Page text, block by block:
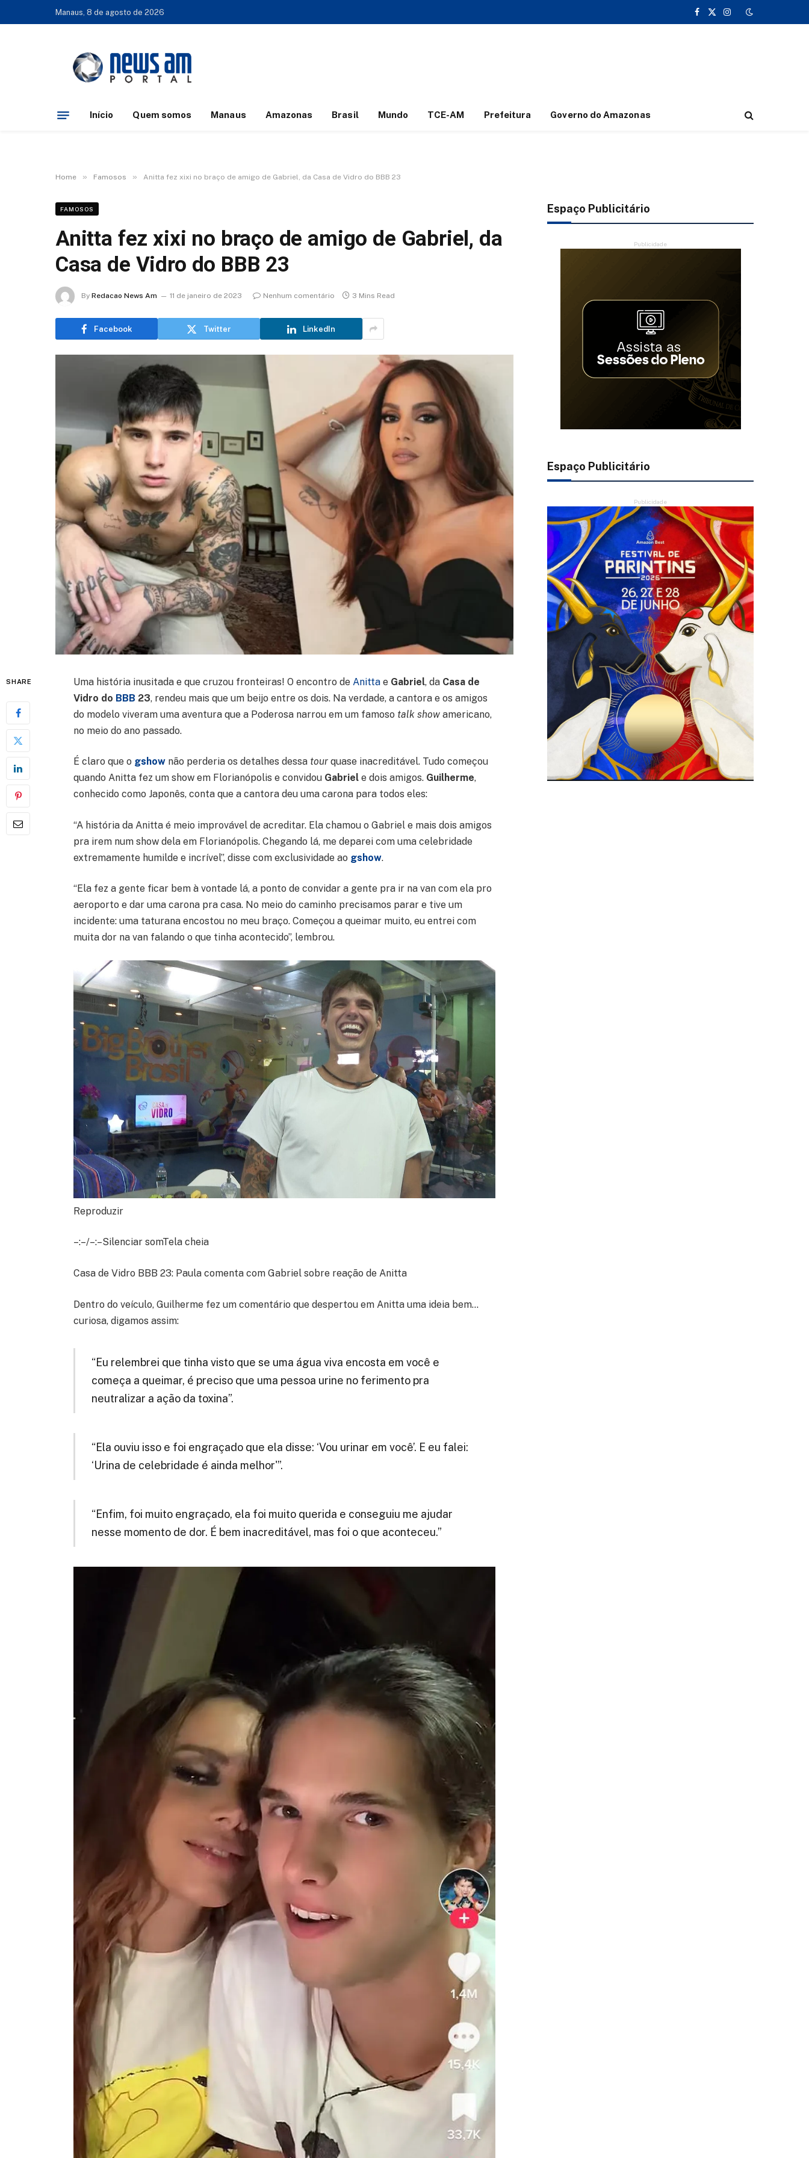
Manaus, 8 de agosto de 2026
Facebook
X
Instagram
Início Quem somos Manaus Amazonas Brasil Mundo TCE-AM Prefeitura Governo do Amazonas
Home » Famosos » Anitta fez xixi no braço de amigo de Gabriel, da Casa de Vidro do BBB 23
FAMOSOS
Anitta fez xixi no braço de amigo de Gabriel, da
Casa de Vidro do BBB 23
By Redacao News Am 11 de janeiro de 2023 Nenhum comentário 3 Mins Read
Facebook Twitter LinkedIn
SHARE Uma história inusitada e que cruzou fronteiras! O encontro de Anittae Gabriel, da Casa de
Vidro do BBB 23, rendeu mais que um beijo entre os dois. Na verdade, a cantora e os amigos
do modelo viveram uma aventura que a Poderosa narrou em um famoso talk showamericano,
no meio do ano passado.
É claro que o gshow não perderia os detalhes dessa tourquase inacreditável. Tudo começou
quando Anitta fez um show em Florianópolis e convidou Gabriel e dois amigos. Guilherme,
conhecido como Japonês, conta que a cantora deu uma carona para todos eles:
“A história da Anitta é meio improvável de acreditar. Ela chamou o Gabriel e mais dois amigos
pra irem num show dela em Florianópolis. Chegando lá, me deparei com uma celebridade
extremamente humilde e incrível”, disse com exclusividade ao gshow.
“Ela fez a gente ficar bem à vontade lá, a ponto de convidar a gente pra ir na van com ela pro
aeroporto e dar uma carona pra casa. No meio do caminho precisamos parar e tive um
incidente: uma taturana encostou no meu braço. Começou a queimar muito, eu entrei com
muita dor na van falando o que tinha acontecido”, lembrou.
Reproduzir
–:–/–:–Silenciar somTela cheia
Casa de Vidro BBB 23: Paula comenta com Gabriel sobre reação de Anitta
Dentro do veículo, Guilherme fez um comentário que despertou em Anitta uma ideia bem…
curiosa, digamos assim:
“Eu relembrei que tinha visto que se uma água viva encosta em você e
começa a queimar, é preciso que uma pessoa urine no ferimento pra
neutralizar a ação da toxina”.
“Ela ouviu isso e foi engraçado que ela disse: ‘Vou urinar em você’. E eu falei:
‘Urina de celebridade é ainda melhor'”.
“Enfim, foi muito engraçado, ela foi muito querida e conseguiu me ajudar
nesse momento de dor. É bem inacreditável, mas foi o que aconteceu.”
Espaço Publicitário
Publicidade
Espaço Publicitário
Publicidade